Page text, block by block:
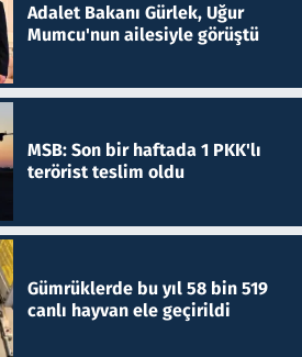
Adalet Bakanı Gürlek, Uğur
Mumcu'nun ailesiyle görüştü
MSB: Son bir haftada 1 PKK'lı
terörist teslim oldu
Gümrüklerde bu yıl 58 bin 519
canlı hayvan ele geçirildi